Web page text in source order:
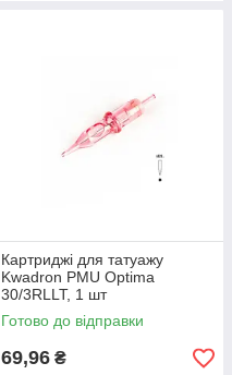
Картриджі для татуажу
Kwadron PMU Optima
30/3RLLT, 1 шт
Готово до відправки
69,96 ₴